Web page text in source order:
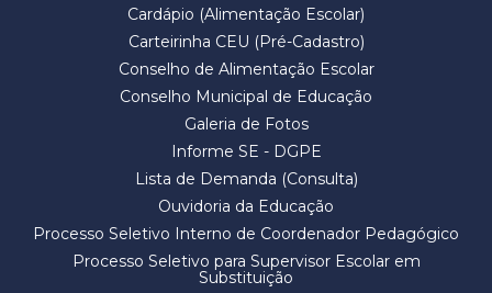
Cardápio (Alimentação Escolar)
Carteirinha CEU (Pré-Cadastro)
Conselho de Alimentação Escolar
Conselho Municipal de Educação
Galeria de Fotos
Informe SE - DGPE
Lista de Demanda (Consulta)
Ouvidoria da Educação
Processo Seletivo Interno de Coordenador Pedagógico
Processo Seletivo para Supervisor Escolar em
Substituição